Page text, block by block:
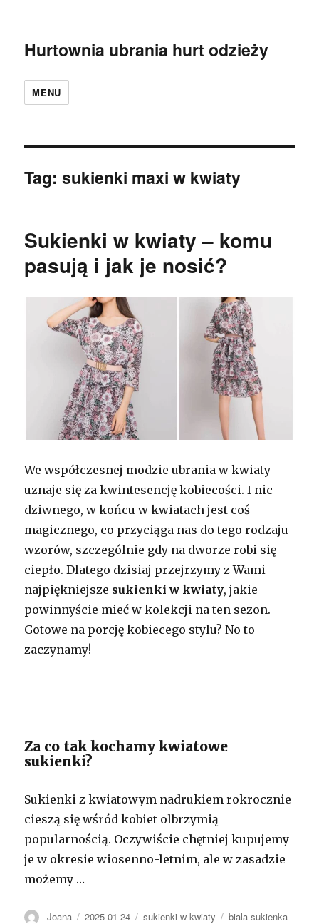
Hurtownia ubrania hurt odzieży
MENU
Tag:sukienki maxi w kwiaty
Sukienki w kwiaty – komu
pasują i jak je nosić?
We współczesnej modzie ubrania w kwiaty
uznaje się za kwintesencję kobiecości. I nic
dziwnego, w końcu w kwiatach jest coś
magicznego, co przyciąga nas do tego rodzaju
wzorów, szczególnie gdy na dworze robi się
ciepło. Dlatego dzisiaj przejrzymy z Wami
najpiękniejsze sukienki w kwiaty, jakie
powinnyście mieć w kolekcji na ten sezon.
Gotowe na porcję kobiecego stylu? No to
zaczynamy!
Za co tak kochamy kwiatowe
sukienki?
Sukienki z kwiatowym nadrukiem rokrocznie
cieszą się wśród kobiet olbrzymią
popularnością. Oczywiście chętniej kupujemy
je w okresie wiosenno-letnim, ale w zasadzie
możemy …
Autor
Joana Opublikowano
2025-01-24 Kategorie
sukienki w kwiaty Tagi
biala sukienka